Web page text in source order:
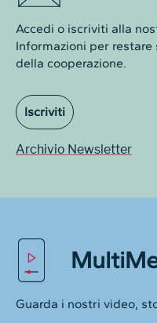
Accedi o iscriviti alla
Informazioni per
della cooperazione.
Iscriviti
Archivio Newsletter
Guarda i nostri video,